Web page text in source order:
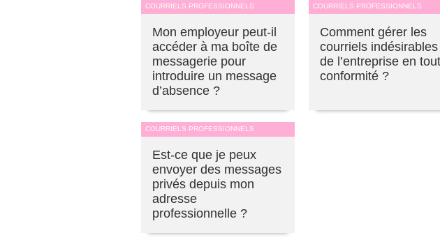
COURRIELS PROFESSIONNELS
Mon employeur peut-il
accéder à ma boîte de
messagerie pour
introduire un message
d’absence ?
COURRIELS PROFESSIONNELS
Comment gérer les
courriels indésirables
de l’entreprise en
conformité ?
COURRIELS PROFESSIONNELS
Est-ce que je peux
envoyer des messages
privés depuis mon
adresse
professionnelle ?